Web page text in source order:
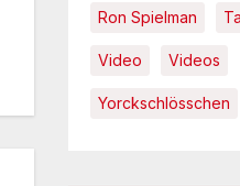
Ron Spielman
Video Videos
Yorckschlösschen